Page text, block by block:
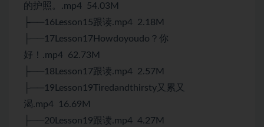
的护照。.mp4 54.03M
├──16Lesson15跟读.mp4 2.18M
├──17Lesson17Howdoyoudo？你
好！.mp4 62.73M
├──18Lesson17跟读.mp4 2.57M
├──19Lesson19Tiredandthirsty又累又
渴.mp4 16.69M
├──20Lesson19跟读.mp4 4.27M